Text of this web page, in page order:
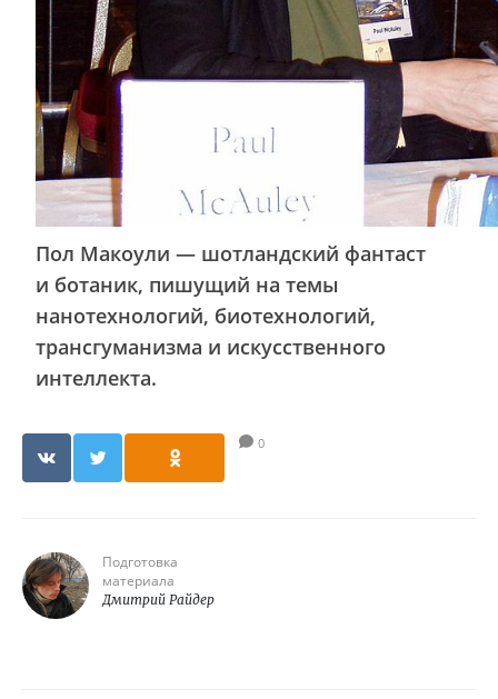
Пол Макоули — шотландский фантаст
и ботаник, пишущий на темы
нанотехнологий, биотехнологий,
трансгуманизма и искусственного
интеллекта.
0
Подготовка
материала
Дмитрий Райдер